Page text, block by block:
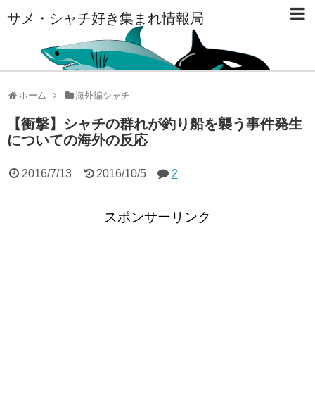
サメ・シャチ好き集まれ情報局
ホーム 海外編シャチ
【衝撃】シャチの群れが釣り船を襲う事件発生
についての海外の反応
2016/7/13 2016/10/5 2
スポンサーリンク